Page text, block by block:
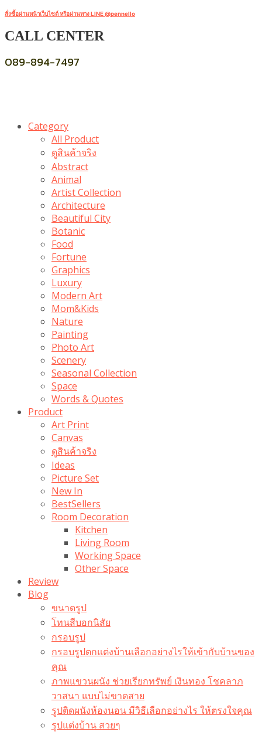
สั่งซื้อผ่านหน้าเว็บไซต์ หรือผ่านทาง LINE @pennello
CALL CENTER
089-894-7497
Category
All Product
ดูสินค้าจริง
Abstract
Animal
Artist Collection
Architecture
Beautiful City
Botanic
Food
Fortune
Graphics
Luxury
Modern Art
Mom&Kids
Nature
Painting
Photo Art
Scenery
Seasonal Collection
Space
Words & Quotes
Product
Art Print
Canvas
ดูสินค้าจริง
Ideas
Picture Set
New In
BestSellers
Room Decoration
Kitchen
Living Room
Working Space
Other Space
Review
Blog
ขนาดรูป
โทนสีบอกนิสัย
กรอบรูป
กรอบรูปตกแต่งบ้านเลือกอย่างไรให้เข้ากับบ้านของ
คุณ
ภาพแขวนผนัง ช่วยเรียกทรัพย์ เงินทอง โชคลาภ
วาสนา แบบไม่ขาดสาย
รูปติดผนังห้องนอน มีวิธีเลือกอย่างไร ให้ตรงใจคุณ
รูปแต่งบ้าน สวยๆ